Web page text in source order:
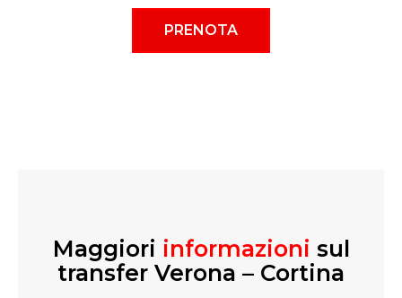
PRENOTA
Maggiori informazioni sul
transfer Verona – Cortina